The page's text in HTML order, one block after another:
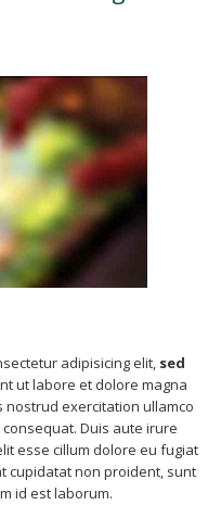
adipisicing elit, sed
ut labore et dolore magna
nostrud exercitation ullamco
Duis aute irure
esse cillum dolore eu fugiat
cupidatat non proident, sunt
id est laborum.